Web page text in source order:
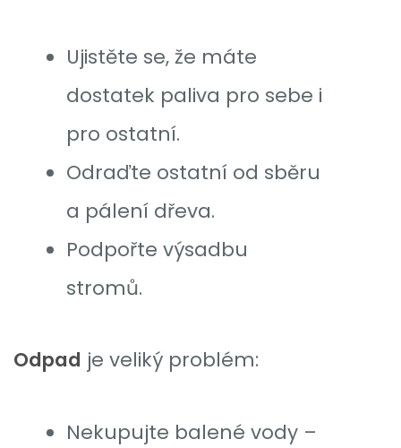
Ujistěte se, že máte
dostatek paliva pro sebe i
pro ostatní.
Odraďte ostatní od sběru
a pálení dřeva.
Podpořte výsadbu
stromů.
Odpad je veliký problém:
Nekupujte balené vody –